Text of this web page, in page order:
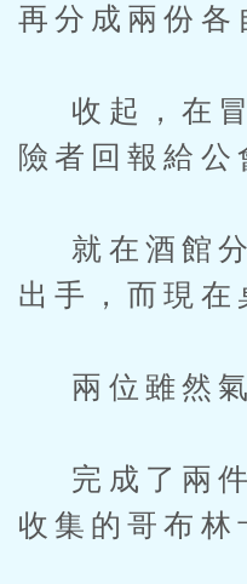
再分成兩份各
收起，在冒
險者回報給公
就在酒館分
出手，而現在
兩位雖然氣
完成了兩件
收集的哥布林